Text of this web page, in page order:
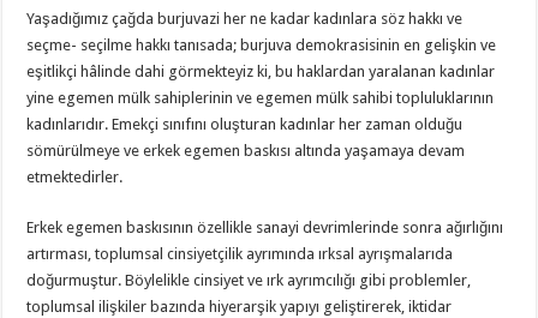
Yaşadığımız çağda burjuvazi her ne kadar kadınlara söz hakkı ve
seçme- seçilme hakkı tanısada; burjuva demokrasisinin en gelişkin ve
eşitlikçi hâlinde dahi görmekteyiz ki, bu haklardan yaralanan kadınlar
yine egemen mülk sahiplerinin ve egemen mülk sahibi topluluklarının
kadınlarıdır. Emekçi sınıfını oluşturan kadınlar her zaman olduğu
sömürülmeye ve erkek egemen baskısı altında yaşamaya devam
etmektedirler.
Erkek egemen baskısının özellikle sanayi devrimlerinde sonra ağırlığını
artırması, toplumsal cinsiyetçilik ayrımında ırksal ayrışmalarıda
doğurmuştur. Böylelikle cinsiyet ve ırk ayrımcılığı gibi problemler,
toplumsal ilişkiler bazında hiyerarşik yapıyı geliştirerek, iktidar